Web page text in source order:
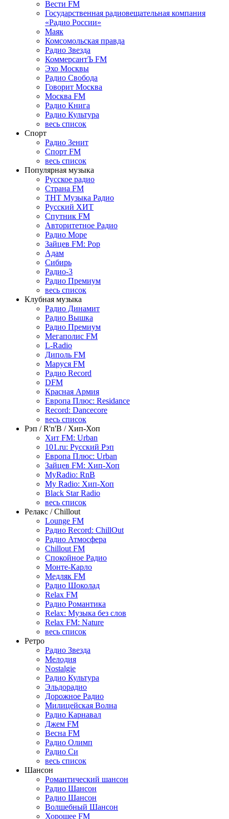
Вести FM
Государственная радиовещательная компания
«Радио России»
Маяк
Комсомольская правда
Радио Звезда
КоммерсантЪ FM
Эхо Москвы
Радио Свобода
Говорит Москва
Москва FM
Радио Книга
Радио Культура
весь список
Спорт
Радио Зенит
Спорт FM
весь список
Популярная музыка
Русское радио
Страна FM
ТНТ Музыка Радио
Русский ХИТ
Спутник FM
Авторитетное Радио
Радио Море
Зайцев FM: Pop
Адам
Сибирь
Радио-3
Радио Премиум
весь список
Клубная музыка
Радио Динамит
Радио Вышка
Радио Премиум
Мегаполис FM
L-Radio
Диполь FM
Маруся FM
Радио Record
DFM
Красная Армия
Европа Плюс: Residance
Record: Dancecore
весь список
Рэп / R'n'B / Хип-Хоп
Хит FM: Urban
101.ru: Русский Рэп
Европа Плюс: Urban
Зайцев FM: Хип-Хоп
MyRadio: RnB
My Radio: Хип-Хоп
Black Star Radio
весь список
Релакс / Chillout
Lounge FM
Радио Record: ChillOut
Радио Атмосфера
Chillout FM
Спокойное Радио
Монте-Карло
Медляк FM
Радио Шоколад
Relax FM
Радио Романтика
Relax: Музыка без слов
Relax FM: Nature
весь список
Ретро
Радио Звезда
Мелодия
Nostalgie
Радио Культура
Эльдорадио
Дорожное Радио
Милицейская Волна
Радио Карнавал
Джем FM
Весна FM
Радио Олимп
Радио Си
весь список
Шансон
Романтический шансон
Радио Шансон
Радио Шансон
Волшебный Шансон
Хорошее FM